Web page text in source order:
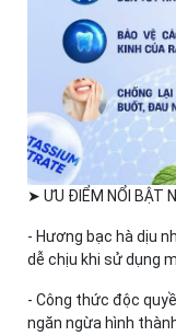
➤ ƯU ĐIỂM NỔI BẬT
- Hương bạc hà dịu
dễ chịu khi sử dụng
- Công thức độc
ngăn ngừa hình